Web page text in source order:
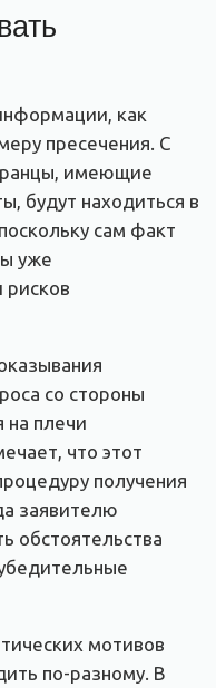
как
пресечения. С
имеющие
будут находиться в
сам факт
уже
рисков
со стороны
на плечи
что этот
получения
заявителю
обстоятельства
мотивов
по-разному. В